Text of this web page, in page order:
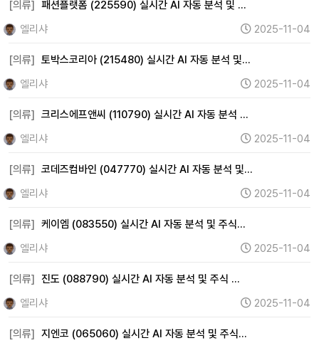
[의류] 패션플랫폼 (225590) 실시간 AI 자동 분석 및 …
엘리샤
2025-11-04
[의류] 토박스코리아 (215480) 실시간 AI 자동 분석 및…
엘리샤
2025-11-04
[의류] 크리스에프앤씨 (110790) 실시간 AI 자동 분석 …
엘리샤
2025-11-04
[의류] 코데즈컴바인 (047770) 실시간 AI 자동 분석 및…
엘리샤
2025-11-04
[의류] 케이엠 (083550) 실시간 AI 자동 분석 및 주식…
엘리샤
2025-11-04
[의류] 진도 (088790) 실시간 AI 자동 분석 및 주식 …
엘리샤
2025-11-04
[의류] 지엔코 (065060) 실시간 AI 자동 분석 및 주식…